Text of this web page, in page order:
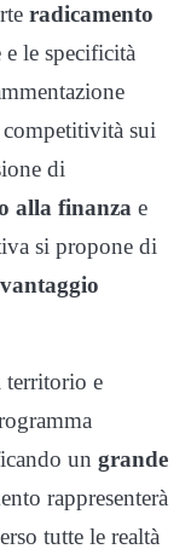
radicamento
le specificità
sui
di
alla finanza e
si propone di
vantaggio
territorio e
un grande
rappresenterà
tutte le realtà